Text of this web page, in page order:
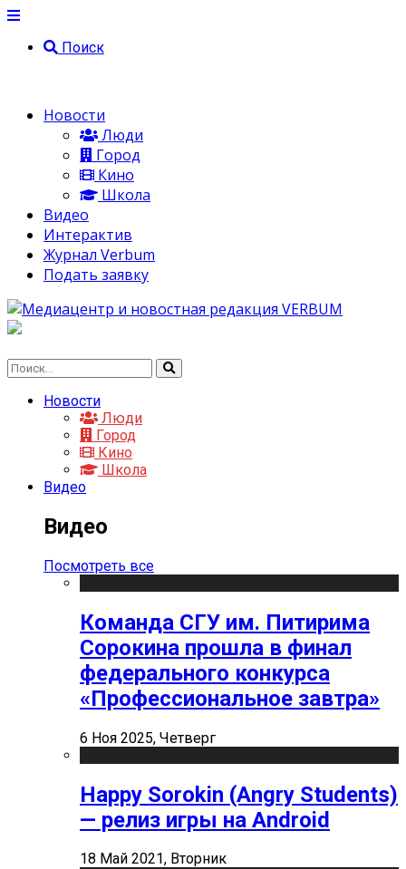
Поиск
Новости
Люди
Город
Кино
Школа
Видео
Интерактив
Журнал Verbum
Подать заявку
Новости
Люди
Город
Кино
Школа
Видео
Видео
Посмотреть все
Команда СГУ им. Питирима
Сорокина прошла в финал
федерального конкурса
«Профессиональное завтра»
6 Ноя 2025, Четверг
Happy Sorokin (Angry Students)
— релиз игры на Android
18 Май 2021, Вторник